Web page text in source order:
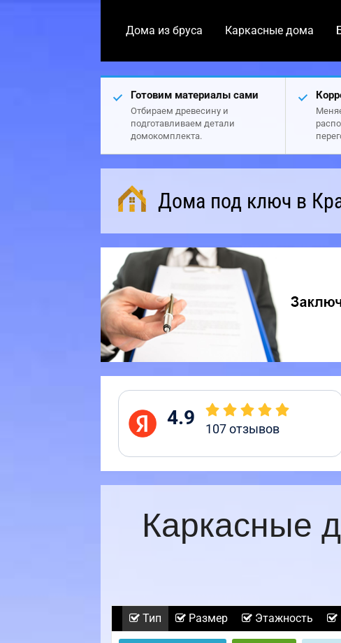
Дома из бруса Каркасные дома
Готовим материалы сами
Отбираем древесину и
подготавливаем детали
домокомплекта.
Дома под ключ в
4.9 107отзывов
Каркасные
Тип Размер Этажность